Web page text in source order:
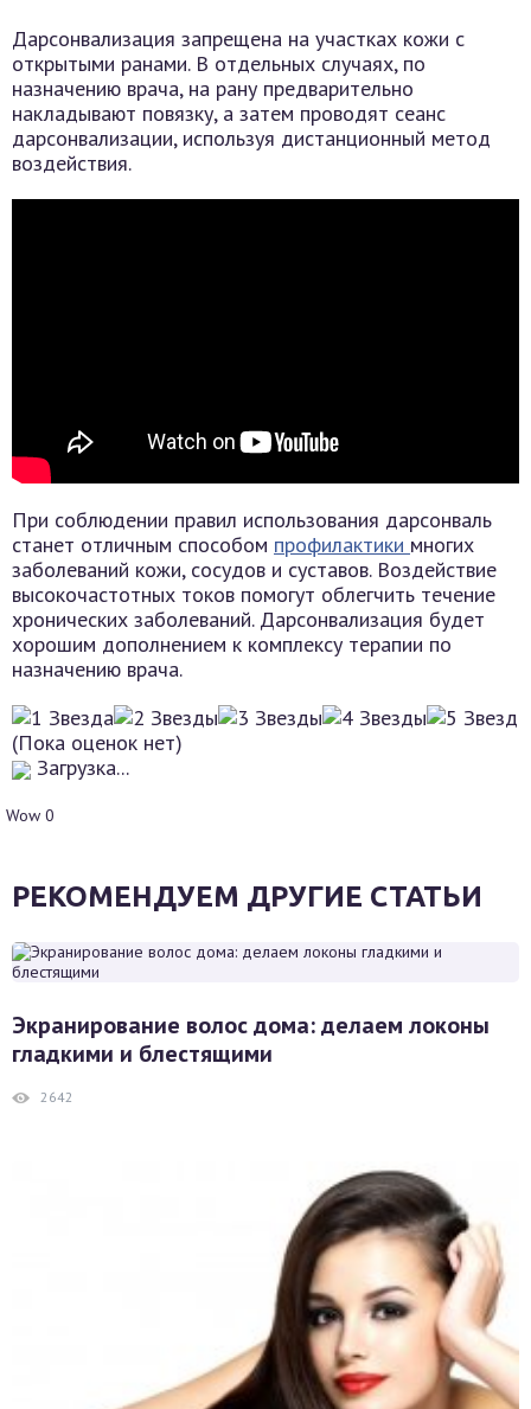
Дарсонвализация запрещена на участках кожи с
открытыми ранами. В отдельных случаях, по
назначению врача, на рану предварительно
накладывают повязку, а затем проводят сеанс
дарсонвализации, используя дистанционный метод
воздействия.
При соблюдении правил использования дарсонваль
станет отличным способом профилактики многих
заболеваний кожи, сосудов и суставов. Воздействие
высокочастотных токов помогут облегчить течение
хронических заболеваний. Дарсонвализация будет
хорошим дополнением к комплексу терапии по
назначению врача.
(Пока оценок нет)
Загрузка...
Wow 0
РЕКОМЕНДУЕМ ДРУГИЕ СТАТЬИ
Экранирование волос дома: делаем локоны
гладкими и блестящими
2642